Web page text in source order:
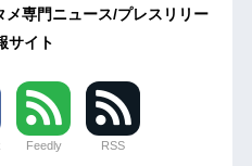
メ専門ニュース/プレスリリー
サイト
Feedly RSS